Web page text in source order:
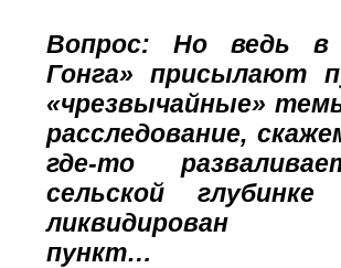
Вопрос: Но ведь в
Гонга» присылают
«чрезвычайные»
расследование,
где-то
сельской
ликвидирован
пункт…